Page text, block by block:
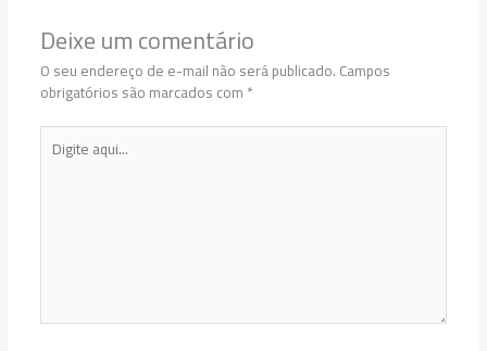
Deixe um comentário
O seu endereço de e-mail não será publicado.Campos
obrigatórios são marcados com*
Digite
aqui...